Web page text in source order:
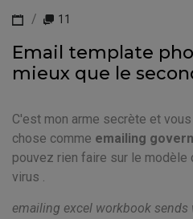
11
Email template
mieux que le
C'est mon arme secrète et
chose comme emailing
pouvez rien faire sur le modèle
virus .
emailing excel workbook sends